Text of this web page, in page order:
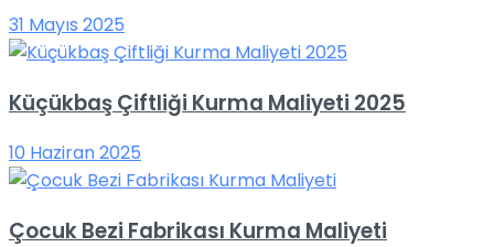
31 Mayıs 2025
Küçükbaş Çiftliği Kurma Maliyeti 2025
10 Haziran 2025
Çocuk Bezi Fabrikası Kurma Maliyeti